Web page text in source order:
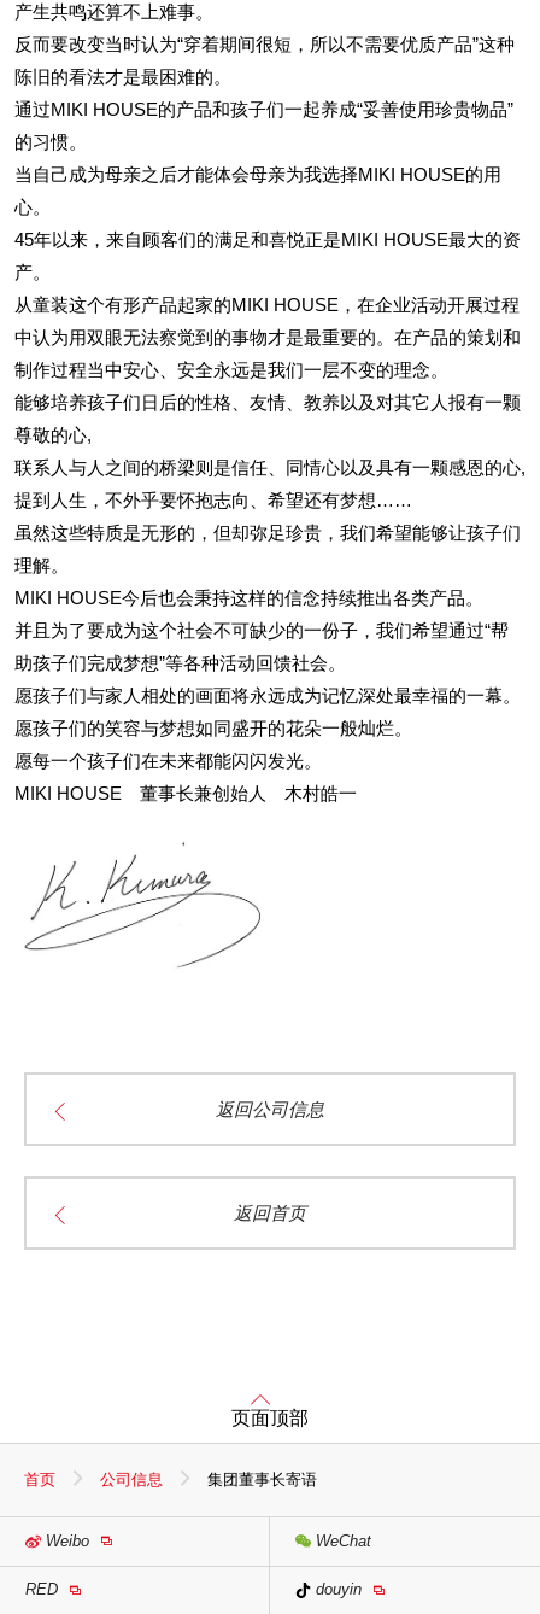
产生共鸣还算不上难事。
反而要改变当时认为“穿着期间很短，所以不需要优质产品”这种
陈旧的看法才是最困难的。
通过MIKI HOUSE的产品和孩子们一起养成“妥善使用珍贵物品”
的习惯。
当自己成为母亲之后才能体会母亲为我选择MIKI HOUSE的用
心。
45年以来，来自顾客们的满足和喜悦正是MIKI HOUSE最大的资
产。
从童装这个有形产品起家的MIKI HOUSE，在企业活动开展过程
中认为用双眼无法察觉到的事物才是最重要的。在产品的策划和
制作过程当中安心、安全永远是我们一层不变的理念。
能够培养孩子们日后的性格、友情、教养以及对其它人报有一颗
尊敬的心,
联系人与人之间的桥梁则是信任、同情心以及具有一颗感恩的心,
提到人生，不外乎要怀抱志向、希望还有梦想……
虽然这些特质是无形的，但却弥足珍贵，我们希望能够让孩子们
理解。
MIKI HOUSE今后也会秉持这样的信念持续推出各类产品。
并且为了要成为这个社会不可缺少的一份子，我们希望通过“帮
助孩子们完成梦想”等各种活动回馈社会。
愿孩子们与家人相处的画面将永远成为记忆深处最幸福的一幕。
愿孩子们的笑容与梦想如同盛开的花朵一般灿烂。
愿每一个孩子们在未来都能闪闪发光。
MIKI HOUSE 董事长兼创始人 木村皓一
返回公司信息
返回首页
页面顶部
首页 公司信息 集团董事长寄语
Weibo WeChat
RED douyin